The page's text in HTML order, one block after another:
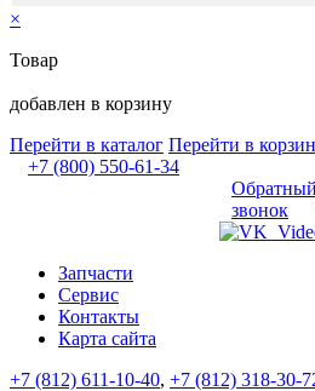
×
Товар
добавлен в корзину
Перейти в каталог Перейти в
+7 (800) 550-61-34
Обратный
звонок
Запчасти
Сервис
Контакты
Карта сайта
+7 (812) 611-10-40, +7 (812) 318-30-